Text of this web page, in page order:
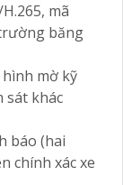
mã
băng
hình mờ kỹ
sát khác
báo (hai
chính xác xe